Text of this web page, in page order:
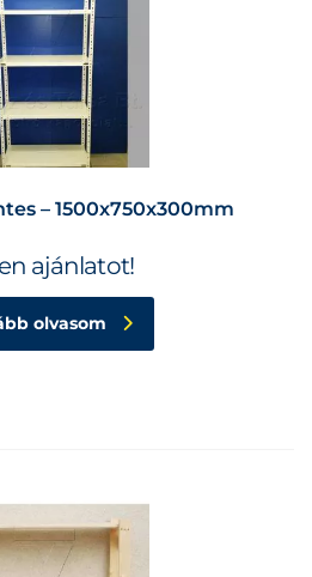
– 1500x750x300mm
ajánlatot!
olvasom